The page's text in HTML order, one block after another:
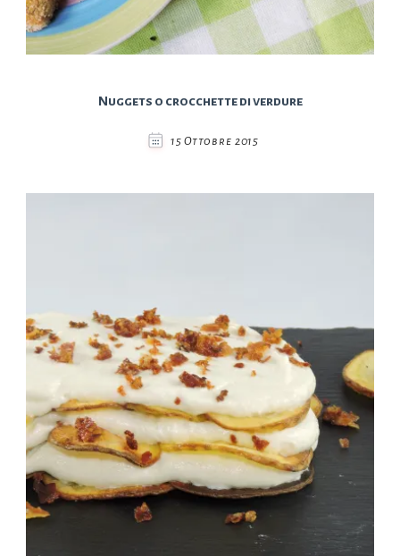
Nuggets o crocchette di verdure
15 Ottobre 2015